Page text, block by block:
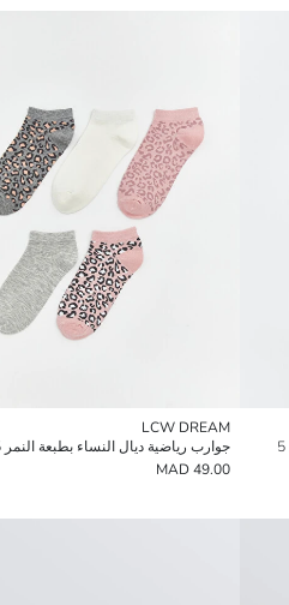
LCW DREAM
جوارب رياضية ديال النساء بطبعة النمر 5-باك
49.00 MAD